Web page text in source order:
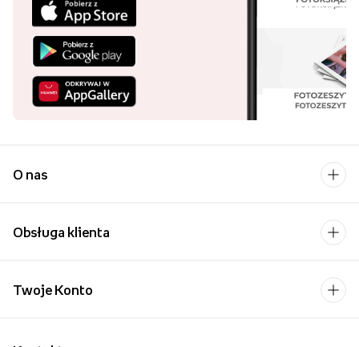
O nas
Obsługa klienta
Twoje Konto